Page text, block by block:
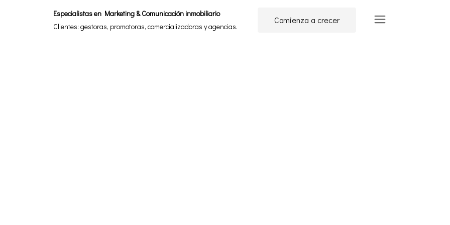
Especialistas en Marketing & Comunicación inmobiliario
Clientes: gestoras, promotoras, comercializadoras y agencias.
Comienza a crecer